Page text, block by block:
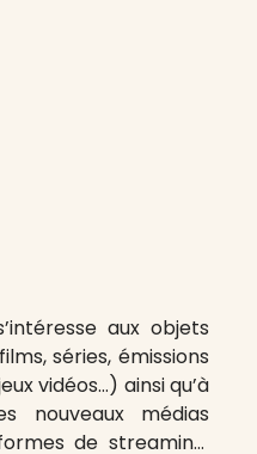
aux objets
séries, émissions
vidéos…) ainsi qu’à
nouveaux médias
de streaming,